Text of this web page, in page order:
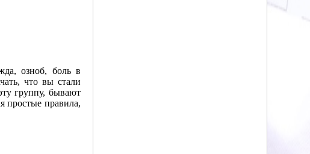
озноб, боль в
что вы стали
группу, бывают
простые правила,